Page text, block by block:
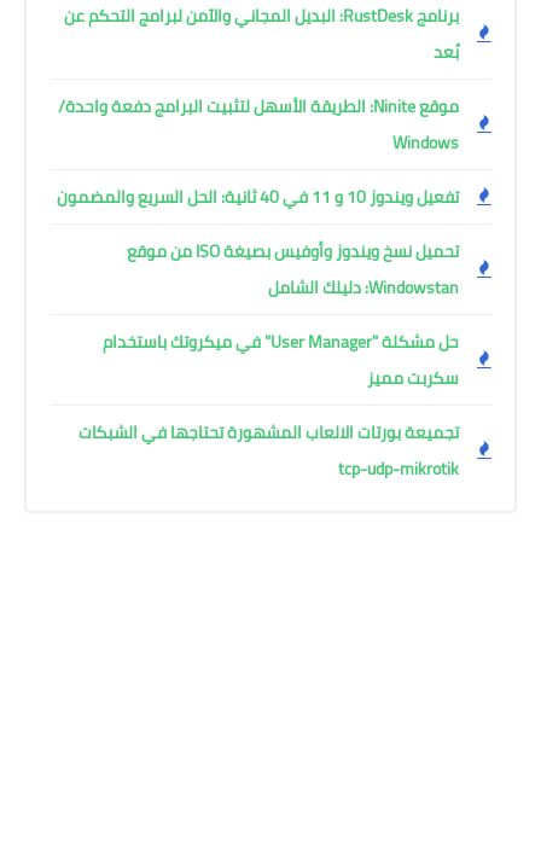
برنامج RustDesk: البديل المجاني والآمن لبرامج التحكم عن
بُعد
موقع Ninite: الطريقة الأسهل لتثبيت البرامج دفعة واحدة/
Windows
تفعيل ويندوز 10 و 11 في 40 ثانية: الحل السريع والمضمون
تحميل نسخ ويندوز وأوفيس بصيغة ISO من موقع
Windowstan: دليلك الشامل
حل مشكلة "User Manager" في ميكروتك باستخدام
سكربت مميز
تجميعة بورتات الالعاب المشهورة تحتاجها في الشبكات
tcp-udp-mikrotik